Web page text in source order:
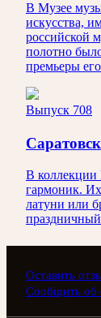
В Музее
искусства,
российской
полотно
премьеры
Выпуск 708
В коллекции
гармоник.
латуни или
Оставить
Сообщить об